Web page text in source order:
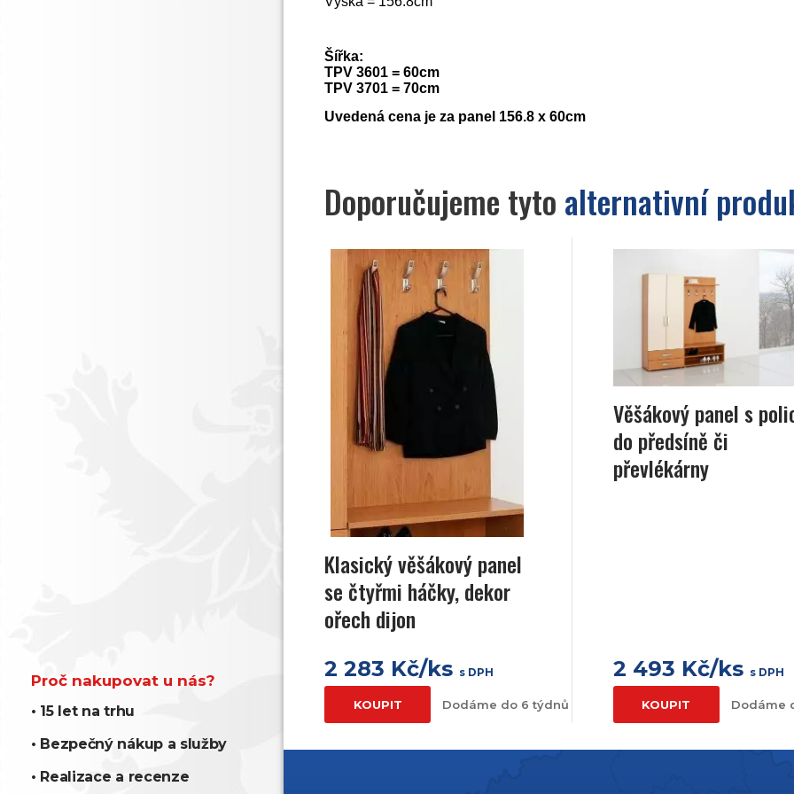
Proč nakupovat u nás?
• 15 let na trhu
• Bezpečný nákup a služby
• Realizace a recenze
Šířka:
TPV 3601 = 60cm
TPV 3701 = 70cm
Uvedená cena je za panel 156.8 x 60cm
Doporučujeme tyto alternativní
Klasický věšákový panel
se čtyřmi háčky, dekor
ořech dijon
2 283 Kč/ks s DPH
KOUPIT Dodáme do 6 týdnů
Věšákový panel s
do předsíně či
převlékárny
2 493 Kč/ks s DPH
KOUPIT Dodáme